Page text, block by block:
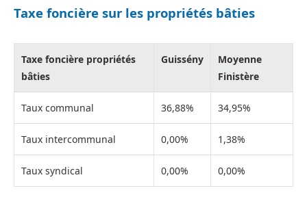
Taxe foncière sur les propriétés bâties
Taxe foncière propriétés
bâties
Guissény
Moyenne
Finistère
Taux communal 36,88% 34,95%
Taux intercommunal 0,00% 1,38%
Taux syndical 0,00% 0,00%